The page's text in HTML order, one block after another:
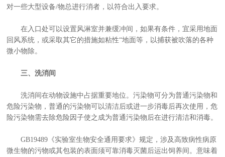
对一些大型设备/物总进行消者，以符合出入要求。
在入口处可以设置风淋室并兼缓冲间，如果有条件，宜采用地面
回风系统，或采取其它的措施如粘性“地面等，以捕获被吹落的各种
微小物除。
三、洗消间
洗消间在动物设施中占据重要地位。污染物可分为普通污染物和
危险污染物，普通的污染物可以清洁后或进一步消毒后再次使用，危
险污染物需去除危险因子使之成为普通污染物后在进行清洁和消毒。
GB19489《实验室生物安全通用要求》规定，涉及高致病性病原
微生物的污物或其包装的表面须可靠消毒灭菌后运出饲养间。意味着